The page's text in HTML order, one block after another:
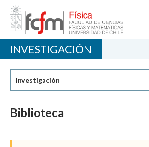
DEPARTAMENTO
ACADÉMICAS/OS
INVESTIGACIÓN
Investigación
Biblioteca